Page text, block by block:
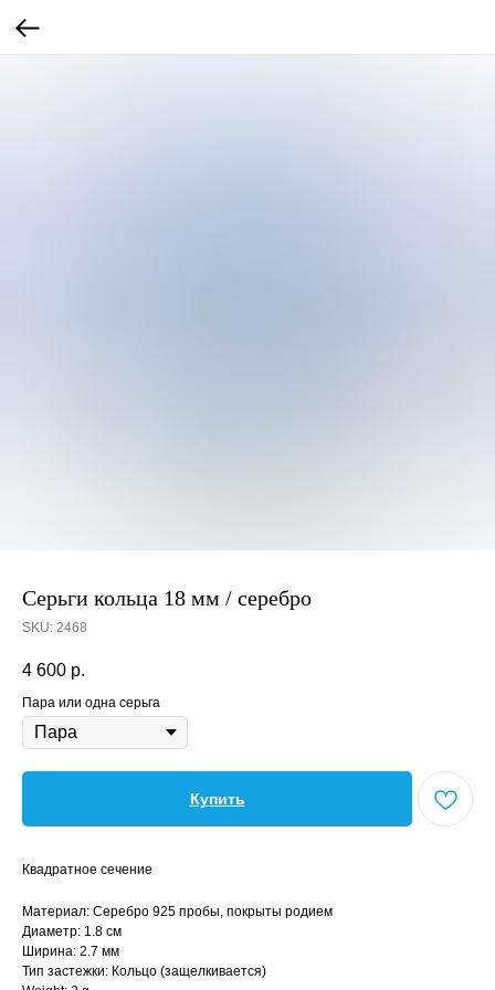
Серьги кольца 18 мм / серебро
SKU: 2468
4 600 р.
Пара или одна серьга
Купить
Квадратное сечение
Материал: Серебро 925 пробы, покрыты родием
Диаметр: 1.8 см
Ширина: 2.7 мм
Тип застежки: Кольцо (защелкивается)